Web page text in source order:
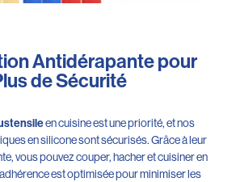
Antidérapante pour
de Sécurité
en cuisine est une priorité, et nos
en silicone sont sécurisés. Grâce à leur
vous pouvez couper, hacher et cuisiner en
est optimisée pour minimiser les